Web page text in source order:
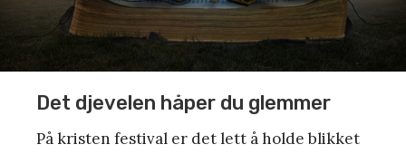
Det djevelen håper du glemmer
På kristen festival er det lett å holde blikket